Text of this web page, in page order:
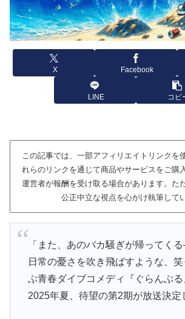
X Facebook
LINE コピ
この記事では、一部アフィリエイトリンクを
れらのリンクを通じて商品やサービスをご購
運営者が報酬を受け取る場合があります。た
公正中立な視点を心がけ執筆して
「また、あのバカ騒ぎが帰ってくる
日常の憂さを吹き飛ばすような、
ぶ青春ダイブコメディ『ぐらんぶる
2025年夏、待望の第2期が放送決定